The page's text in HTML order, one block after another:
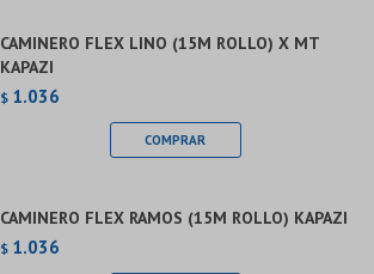
CAMINERO FLEX LINO (15M ROLLO) X MT
KAPAZI
$ 1.036
CAMINERO FLEX RAMOS (15M ROLLO) KAPAZI
$ 1.036